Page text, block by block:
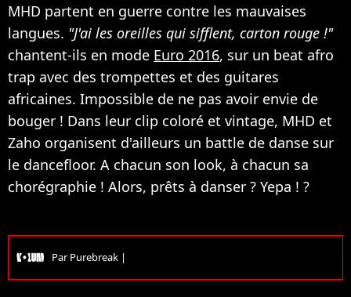
MHD partent en guerre contre les mauvaises
langues. "J'ai les oreilles qui sifflent, carton rouge !"
chantent-ils en mode Euro 2016, sur un beat afro
trap avec des trompettes et des guitares
africaines. Impossible de ne pas avoir envie de
bouger ! Dans leur clip coloré et vintage, MHD et
Zaho organisent d'ailleurs un battle de danse sur
le dancefloor. A chacun son look, à chacun sa
chorégraphie ! Alors, prêts à danser ? Yepa ! ?
ParPurebreak |